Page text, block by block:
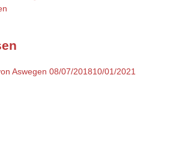
Aswegen 08/07/201810/01/2021